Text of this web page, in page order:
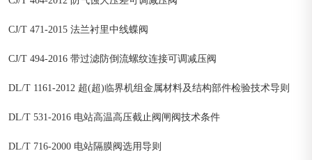
CJ/T 471-2015 法兰衬里中线蝶阀
CJ/T 494-2016 带过滤防倒流螺纹连接可调减压阀
DL/T 1161-2012 超(超)临界机组金属材料及结构部件检验技术导则
DL/T 531-2016 电站高温高压截止阀闸阀技术条件
DL/T 716-2000 电站隔膜阀选用导则